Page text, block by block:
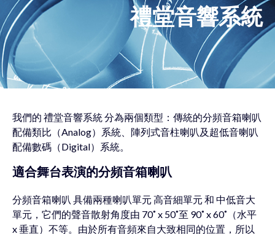
禮堂音響系統
我們的 禮堂音響系統 分為兩個類型：傳統的分頻音箱喇叭
配備類比（Analog）系統、陣列式音柱喇叭及超低音喇叭
配備數碼（Digital）系統。
適合舞台表演的分頻音箱喇叭
分頻音箱喇叭 具備兩種喇叭單元 高音細單元 和 中低音大
單元，它們的聲音散射角度由 70˚ x 50˚至 90˚ x 60˚（水平
x 垂直）不等。由於所有音頻來自大致相同的位置，所以